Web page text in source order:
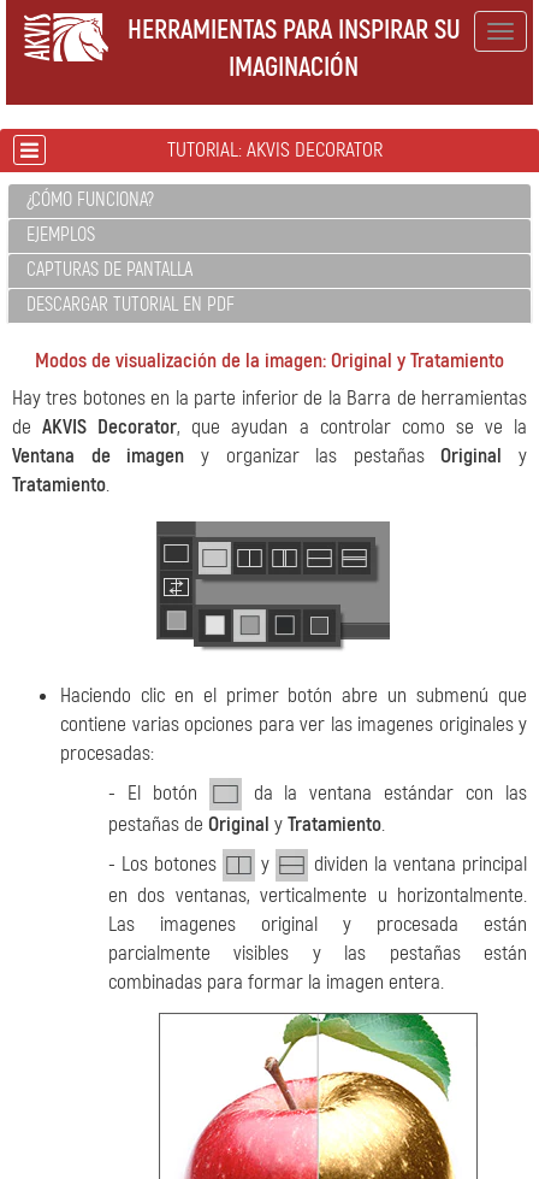
HERRAMIENTAS PARA INSPIRAR SU
IMAGINACIÓN
TUTORIAL: AKVIS DECORATOR
¿CÓMO FUNCIONA?
EJEMPLOS
CAPTURAS DE PANTALLA
DESCARGAR TUTORIAL EN PDF
Modos de visualización de la imagen: Original y Tratamiento
Hay tres botones en la parte inferior de la Barra de herramientas
deAKVIS Decorator, que ayudan a controlar como se ve la
Ventana de imagen y organizar las pestañasOriginal y
Tratamiento.
Haciendo clic en el primer botón abre un submenú que
contiene varias opciones para ver las imagenes originales y
procesadas:
- El botón
da la ventana estándar con las
pestañas de Original yTratamiento.
- Los botones
y
dividen la ventana principal
en dos ventanas, verticalmente u horizontalmente.
Las imagenes original y procesada están
parcialmente visibles y las pestañas están
combinadas para formar la imagen entera.